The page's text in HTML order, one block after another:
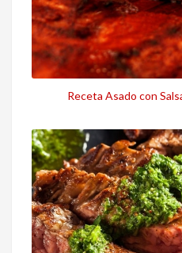
Receta Asado con